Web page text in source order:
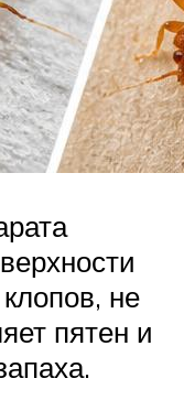
не
пятен и